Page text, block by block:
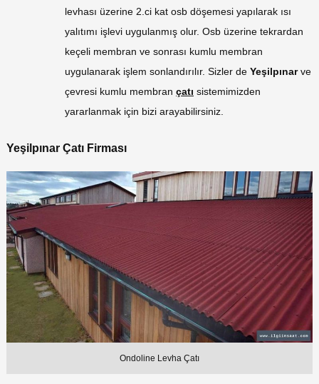
levhası üzerine 2.ci kat osb döşemesi yapılarak ısı
yalıtımı işlevi uygulanmış olur. Osb üzerine tekrardan
keçeli membran ve sonrası kumlu membran
uygulanarak işlem sonlandırılır. Sizler de Yeşilpınarve
çevresi kumlu membran çatı sistemimizden
yararlanmak için bizi arayabilirsiniz.
Yeşilpınar Çatı Firması
Ondoline Levha Çatı